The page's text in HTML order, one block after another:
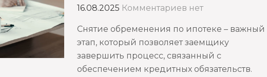
16.08.2025 Комментариев нет
Снятие обременения по ипотеке – важный
этап, который позволяет заемщику
завершить процесс, связанный с
обеспечением кредитных обязательств.